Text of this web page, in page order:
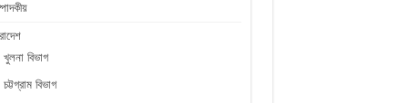
খুলনা বিভাগ
চট্টগ্রাম বিভাগ